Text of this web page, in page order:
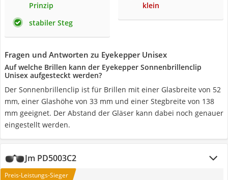
Prinzip
stabiler Steg
klein
Fragen und Antworten zu Eyekepper Unisex
Auf welche Brillen kann der Eyekepper Sonnenbrillenclip
Unisex aufgesteckt werden?
Der Sonnenbrillenclip ist für Brillen mit einer Glasbreite von 52
mm, einer Glashöhe von 33 mm und einer Stegbreite von 138
mm geeignet. Der Abstand der Gläser kann dabei noch genauer
eingestellt werden.
Jm PD5003C2
Preis-Leistungs-Sieger